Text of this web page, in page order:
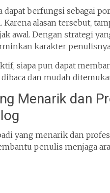
berfungsi sebagai
alasan tersebut,
awal. Dengan strategi
karakter
siapa pun dapat
dan mudah
Menarik dan
yang menarik dan
penulis menjaga